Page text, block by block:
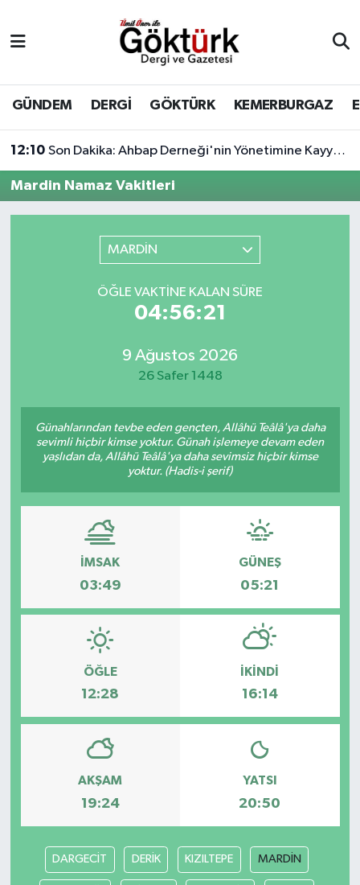
GÜNDEM DERGİ GÖKTÜRK KEMERBURGAZ
12:10 Son Dakika: Ahbap Derneği'nin Yönetimine Kayyum Atandı
Mardin Namaz Vakitleri
MARDİN
ÖĞLE VAKTINE KALAN SÜRE
04:56:21
9 Ağustos 2026
26 Safer 1448
Günahlarından tevbe eden gençten, Allâhü Teâlâ'ya daha
sevimli hiçbir kimse yoktur. Günah işlemeye devam eden
yaşlıdan da, Allâhü Teâlâ'ya daha sevimsiz hiçbir kimse
yoktur. (Hadis-i şerif)
İMSAK
03:49
GÜNEŞ
05:21
ÖĞLE
12:28
İKINDI
16:14
AKŞAM
19:24
YATSI
20:50
DARGECİT DERİK KIZILTEPE MARDİN
BİLİM
DERGİ
DÜNYA
EKONOMİ
KÜLTÜR - SANAT
SAĞLIK
TEKNOLOJİ
TİCARET
YAŞAM
Eyüpsultan Hava Durumu
Eyüpsultan Trafik Yoğunluk Haritası
Süper Lig Puan Durumu ve Fikstür
Tüm Manşetler
Haber Arşivi